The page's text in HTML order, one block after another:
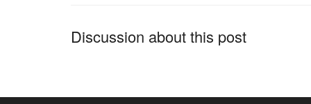
Discussion about this post